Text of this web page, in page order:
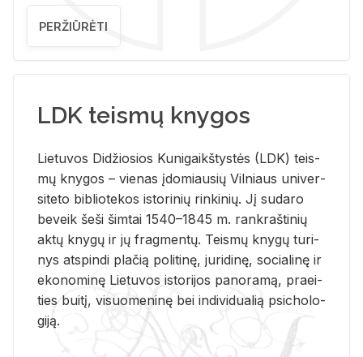
PERŽIŪRĖTI
LDK teismų knygos
Lie­tu­vos Di­džio­sios Ku­ni­gaikš­tys­tės (LDK) teis­
mų kny­gos – vie­nas įdo­miau­sių Vil­niaus uni­ver­
si­te­to bi­b­lio­te­kos is­to­ri­nių rin­ki­nių. Jį su­da­ro
be­veik šeši šim­tai 1540–1845 m. rank­raš­ti­nių
aktų kny­gų ir jų frag­men­tų. Teis­mų kny­gų tu­ri­
nys at­spin­di pla­čią po­li­ti­nę, ju­ri­di­nę, so­cia­li­nę ir
eko­no­mi­nę Lie­tu­vos is­to­ri­jos pa­no­ra­mą, pra­ei­
ties bui­tį, vi­suo­me­ni­nę bei in­di­vi­dua­lią psi­cho­lo­
gi­ją.